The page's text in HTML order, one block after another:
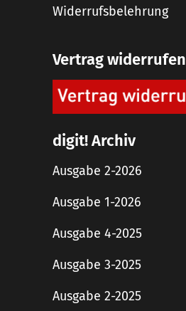
Widerrufsbelehrung
Vertrag widerrufen
digit! Archiv
Ausgabe 2-2026
Ausgabe 1-2026
Ausgabe 4-2025
Ausgabe 3-2025
Ausgabe 2-2025